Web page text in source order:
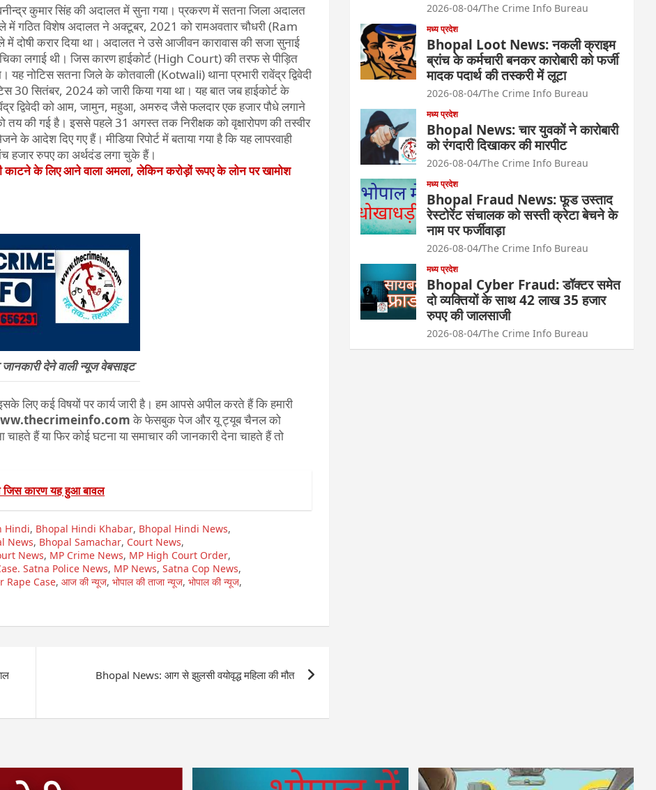
कुमार सिंह की अदालत में सुना गया। प्रकरण में सतना जिला अदालत
गठित विशेष अदालत ने अक्टूबर, 2021 को रामअवतार चौधरी (Ram
करार दिया था। अदालत ने उसे आजीवन कारावास की सजा सुनाई
लगाई थी। जिस कारण हाईकोर्ट (High Court) की तरफ से पीड़ित
यह नोटिस सतना जिले के कोतवाली (Kotwali) थाना प्रभारी रावेंद्र द्विवेदी
सितंबर, 2024 को जारी किया गया था। यह बात जब हाईकोर्ट के
द्विवेदी को आम, जामुन, महुआ, अमरुद जैसे फलदार एक हजार पौधे लगाने
की गई है। इससे पहले 31 अगस्त तक निरीक्षक को वृक्षारोपण की तस्वीर
आदेश दिए गए हैं। मीडिया रिपोर्ट में बताया गया है कि यह लापरवाही
हजार रुपए का अर्थदंड लगा चुके हैं।
काटने के लिए आने वाला अमला, लेकिन करोड़ों रूपए के लोन पर खामोश
देने वाली न्यूज वेबसाइट
लिए कई विषयों पर कार्य जारी है। हम आपसे अपील करते हैं कि हमारी
के फेसबुक पेज और यू ट्यूब चैनल को
हैं या फिर कोई घटना या समाचार की जानकारी देना चाहते हैं तो
जिस कारण यह हुआ बावल
Hindi, Bhopal Hindi Khabar, Bhopal Hindi News,
News, Bhopal Samachar, Court News,
News, MP Crime News, MP High Court Order,
Satna Police News, MP News, Satna Cop News,
Rape Case, आज की न्यूज, भोपाल की ताजा न्यूज, भोपाल की न्यूज,
Bhopal News: आग से झुलसी वयोवृद्ध महिला की मौत
2026-08-04 The Crime Info Bureau
मध्य प्रदेश
Bhopal Loot News: नकली क्राइम
ब्रांच के कर्मचारी बनकर कारोबारी को फर्जी
मादक पदार्थ की तस्करी में लूटा
2026-08-04 The Crime Info Bureau
मध्य प्रदेश
Bhopal News: चार युवकों ने कारोबारी
को रंगदारी दिखाकर की मारपीट
2026-08-04 The Crime Info Bureau
मध्य प्रदेश
Bhopal Fraud News: फूड उस्ताद
रेस्टोरेंट संचालक को सस्ती क्रेटा बेचने के
नाम पर फर्जीवाड़ा
2026-08-04 The Crime Info Bureau
मध्य प्रदेश
Bhopal Cyber Fraud: डॉक्टर समेत
दो व्यक्तियों के साथ 42 लाख 35 हजार
रुपए की जालसाजी
2026-08-04 The Crime Info Bureau